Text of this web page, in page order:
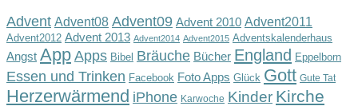
Advent Advent08 Advent09 Advent 2010 Advent2011
Advent2012 Advent 2013 Advent2014 Advent2015 Adventskalenderhaus
Angst App Apps Bibel Bräuche Bücher England Eppelborn
Essen und Trinken Facebook Foto Apps Glück Gott Gute Tat
Herzerwärmend iPhone Karwoche Kinder Kirche